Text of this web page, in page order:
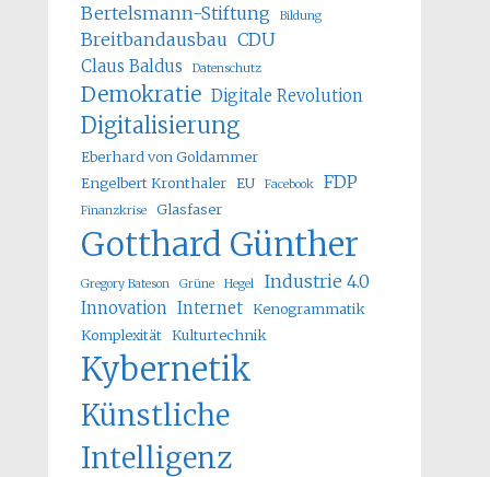
Bertelsmann-Stiftung Bildung
Breitbandausbau CDU
Claus Baldus Datenschutz
Demokratie Digitale Revolution
Digitalisierung
Eberhard von Goldammer
Engelbert Kronthaler EU Facebook FDP
Finanzkrise Glasfaser
Gotthard Günther
Gregory Bateson Grüne Hegel Industrie 4.0
Innovation Internet Kenogrammatik
Komplexität Kulturtechnik
Kybernetik
Künstliche
Intelligenz